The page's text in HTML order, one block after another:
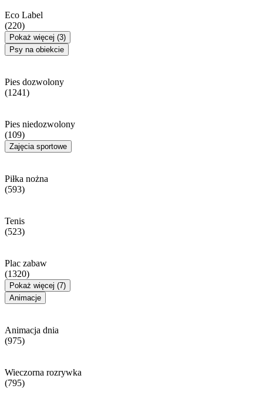
Eco Label
(220)
Pokaż więcej (3)
Psy na obiekcie
Pies dozwolony
(1241)
Pies niedozwolony
(109)
Zajęcia sportowe
Piłka nożna
(593)
Tenis
(523)
Plac zabaw
(1320)
Pokaż więcej (7)
Animacje
Animacja dnia
(975)
Wieczorna rozrywka
(795)